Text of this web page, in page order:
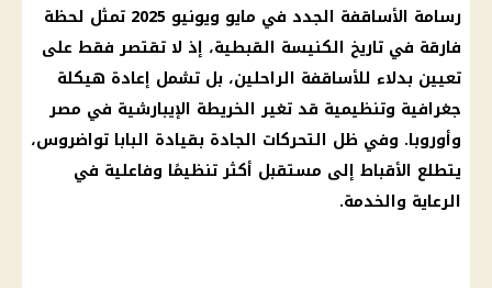
رسامة الأساقفة الجدد في مايو ويونيو 2025 تمثل لحظة
فارقة في تاريخ الكنيسة القبطية، إذ لا تقتصر فقط على
تعيين بدلاء للأساقفة الراحلين، بل تشمل إعادة هيكلة
جغرافية وتنظيمية قد تغير الخريطة الإيبارشية في مصر
وأوروبا. وفي ظل التحركات الجادة بقيادة البابا تواضروس،
يتطلع الأقباط إلى مستقبل أكثر تنظيمًا وفاعلية في
الرعاية والخدمة.